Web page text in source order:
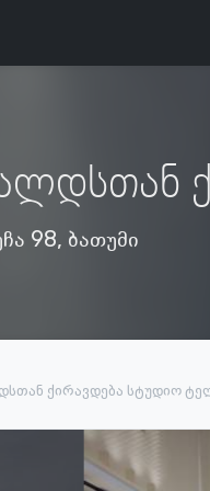
98, ბათუმი
ქირავდება სტუდიო